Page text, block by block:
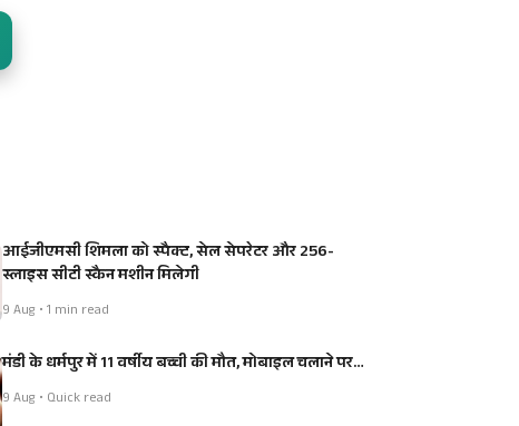
आईजीएमसी शिमला को स्पैक्ट, सेल सेपरेटर और 256-
स्लाइस सीटी स्कैन मशीन मिलेगी
9 Aug • 1 min read
मंडी के धर्मपुर में 11 वर्षीय बच्ची की मौत, मोबाइल चलाने पर…
9 Aug • Quick read